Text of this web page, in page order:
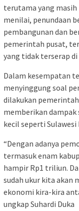
terutama yang masih
menilai, penundaan
pembangunan dan
pemerintah pusat,
yang tidak terserap
Dalam kesempatan
menyinggung soal
dilakukan
memberikan
kecil seperti Sulawesi
“Dengan adanya
termasuk enam
hampir Rp1 triliun.
sudah ukur kita akan
ekonomi kira-kira
ungkap Suhardi Duka